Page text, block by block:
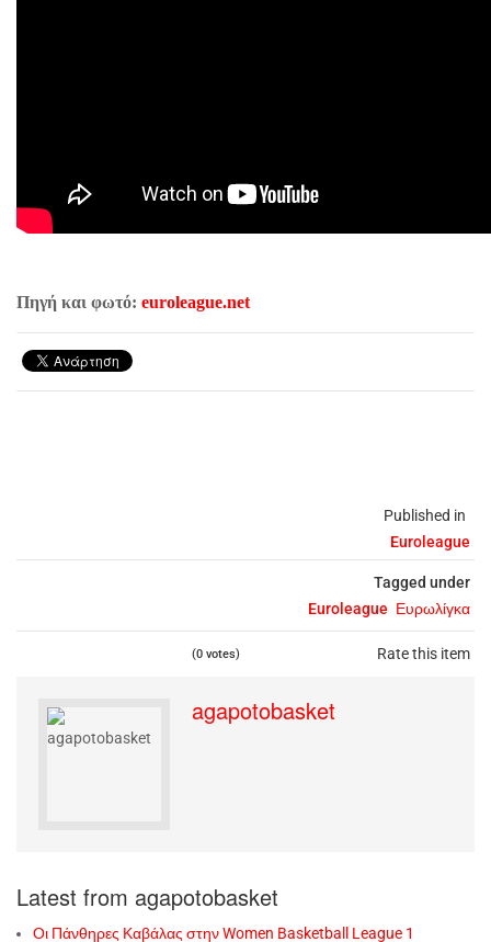
Published in
Euroleague
Tagged under
Euroleague Ευρωλίγκα
Rate this item
(0 votes)
Πηγή και φωτό: euroleague.net
agapotobasket
Latest from agapotobasket
Οι Πάνθηρες Καβάλας στην Women Basketball League 1